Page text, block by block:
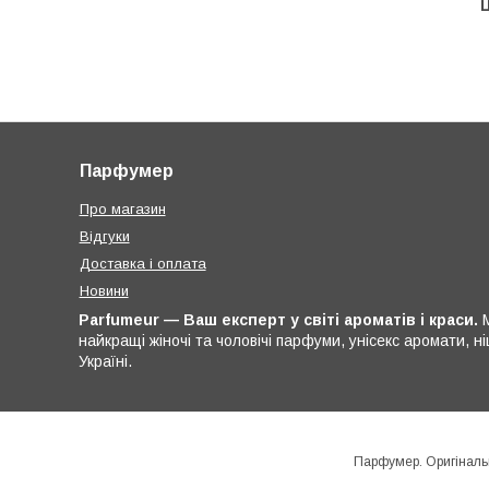
Парфумер
Про магазин
Відгуки
Доставка і оплата
Новини
Parfumeur — Ваш експерт у світі ароматів і краси.
найкращі жіночі та чоловічі парфуми, унісекс
Україні.